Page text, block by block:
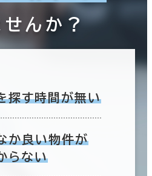
せんか？
探す時間が無い
か良い物件が
らない